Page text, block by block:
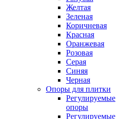
Желтая
Зеленая
Коричневая
Красная
Оранжевая
Розовая
Серая
Синяя
Черная
Опоры для плитки
Регулируемые
опоры
Регулируемые